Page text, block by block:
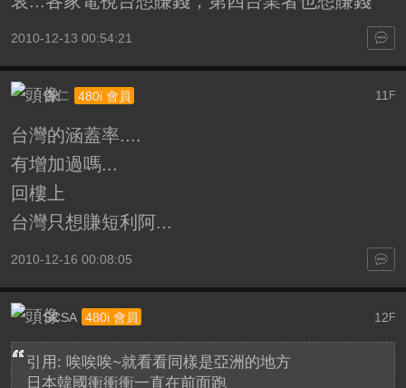
2010-12-13 00:54:21
11 F
杏仁 480i 會員
台灣的涵蓋率....
有增加過嗎...
回樓上
台灣只想賺短利阿...
2010-12-16 00:08:05
12F
SCSA 480i 會員
引用: 唉唉唉~就看看同樣是亞洲的地方
日本韓國衝衝衝一直在前面跑